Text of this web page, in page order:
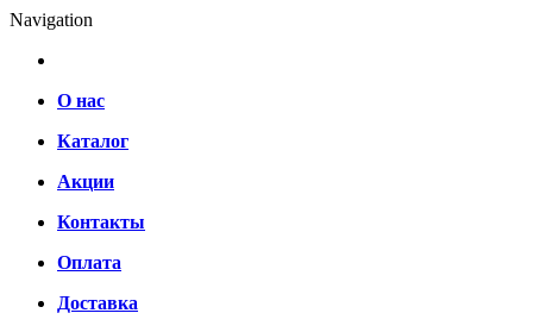
Navigation
О нас
Каталог
Акции
Контакты
Оплата
Доставка